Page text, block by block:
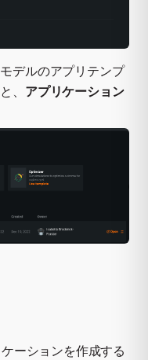
デルのアプリテンプ
と、 アプリケーション
ーションを作成する